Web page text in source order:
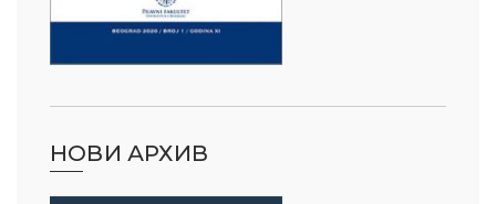
НОВИ АРХИВ